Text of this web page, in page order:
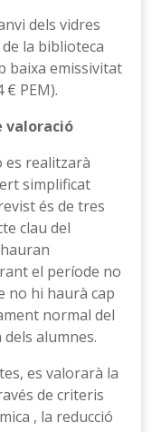
dels vidres
de la biblioteca
baixa emissivitat
€ PEM).
valoració
es realitzarà
simplificat
és de tres
clau del
el període no
no hi haurà cap
normal del
alumnes.
es valorarà la
de criteris
, la reducció